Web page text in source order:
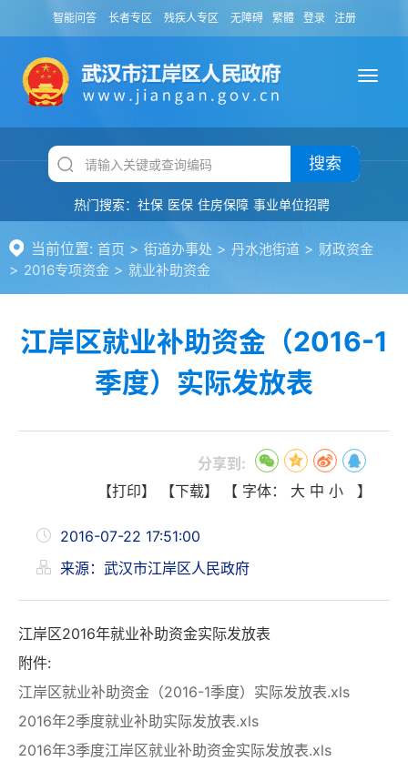
智能问答 长者专区 残疾人专区 无障碍 繁體 登录 注册
搜索
热门搜索： 社保 医保 住房保障 事业单位招聘
当前位置: 首页 > 街道办事处 > 丹水池街道 > 财政资金
> 2016专项资金 > 就业补助资金
江岸区就业补助资金（2016-1
季度）实际发放表
分享到:
【打印】
【下载】 【 字体： 大 中 小 】
2016-07-22 17:51:00
来源：武汉市江岸区人民政府
江岸区2016年就业补助资金实际发放表
附件:
江岸区就业补助资金（2016-1季度）实际发放表.xls
2016年2季度就业补助实际发放表.xls
2016年3季度江岸区就业补助资金实际发放表.xls